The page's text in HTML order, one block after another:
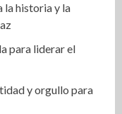
la historia y la
para liderar el
y orgullo para